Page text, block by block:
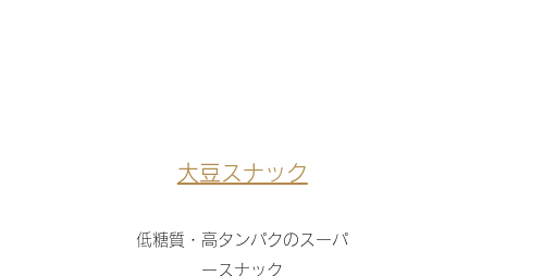
大豆スナック
低糖質・高タンパクのスーパ
ースナック